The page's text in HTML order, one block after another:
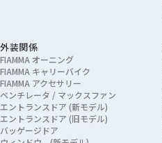
外装関係
FIAMMA オーニング
FIAMMA キャリーバイク
FIAMMA アクセサリー
ベンチレータ / マックスファン
エントランスドア (新モデル)
エントランスドア (旧モデル)
バッゲージドア